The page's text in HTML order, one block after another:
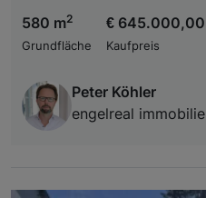
580 m2
Grundfläche
€ 645.000,00
Kaufpreis
Peter Köhler
engelreal